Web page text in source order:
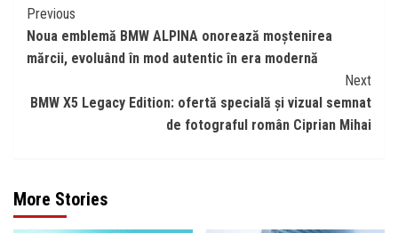
Continue
Reading
Previous
Noua emblemă BMW ALPINA onorează moștenirea
mărcii, evoluând în mod autentic în era modernă
Next
BMW X5 Legacy Edition: ofertă specială și vizual semnat
de fotograful român Ciprian Mihai
More Stories